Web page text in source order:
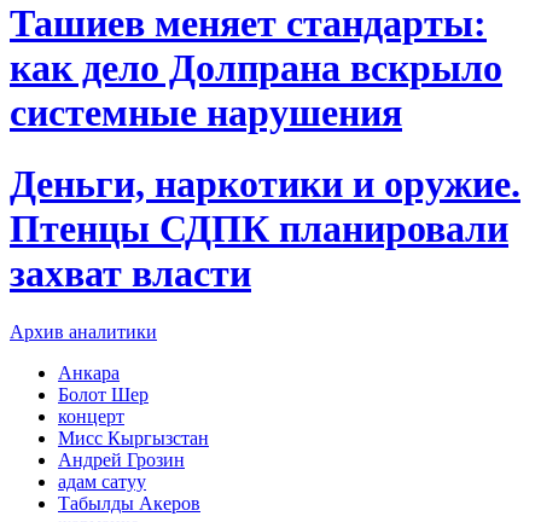
Ташиев меняет стандарты:
как дело Долпрана вскрыло
системные нарушения
Деньги, наркотики и оружие.
Птенцы СДПК планировали
захват власти
Архив аналитики
Анкара
Болот Шер
концерт
Мисс Кыргызстан
Андрей Грозин
адам сатуу
Табылды Акеров